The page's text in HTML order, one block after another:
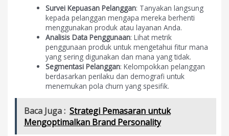
Survei Kepuasan Pelanggan: Tanyakan langsung
kepada pelanggan mengapa mereka berhenti
menggunakan produk atau layanan Anda.
Analisis Data Penggunaan: Lihat metrik
penggunaan produk untuk mengetahui fitur mana
yang sering digunakan dan mana yang tidak.
Segmentasi Pelanggan: Kelompokkan pelanggan
berdasarkan perilaku dan demografi untuk
menemukan pola churn yang spesifik.
Baca Juga : Strategi Pemasaran untuk
Mengoptimalkan Brand Personality